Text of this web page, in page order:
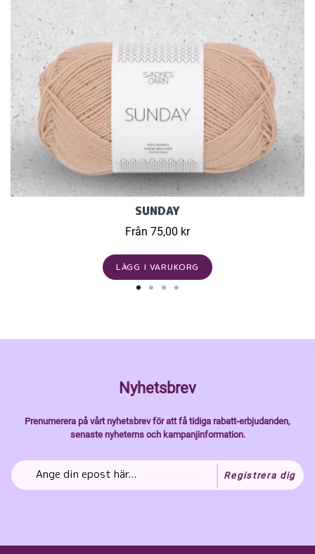
SUNDAY
Från 75,00 kr
LÄGG I VARUKORG
Nyhetsbrev
Prenumerera på vårt nyhetsbrev för att få tidiga rabatt-erbjudanden,
senaste nyheterns och kampanjinformation.
Registrera dig